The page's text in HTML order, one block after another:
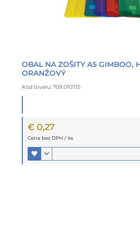
OBAL NA ZOŠITY A5 GIMBOO,
ORANŽOVÝ
Kód tovaru: 709.0107.15
€ 0,27
Cena bez DPH / ks